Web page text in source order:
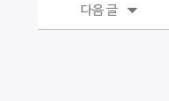
다음 글